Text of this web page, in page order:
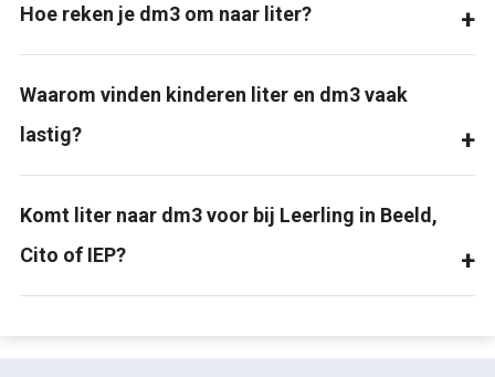
Hoe reken je dm3 om naar liter?
Waarom vinden kinderen liter en dm3 vaak
lastig?
Komt liter naar dm3 voor bij Leerling in Beeld,
Cito of IEP?